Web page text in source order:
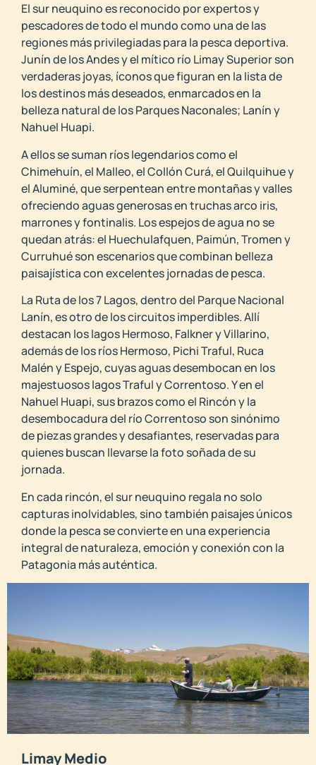
El sur neuquino es reconocido por expertos y
pescadores de todo el mundo como una de las
regiones más privilegiadas para la pesca deportiva.
Junín de los Andes y el mítico río Limay Superior son
verdaderas joyas, íconos que figuran en la lista de
los destinos más deseados, enmarcados en la
belleza natural de los Parques Naconales; Lanín y
Nahuel Huapi.
A ellos se suman ríos legendarios como el
Chimehuín, el Malleo, el Collón Curá, el Quilquihue y
el Aluminé, que serpentean entre montañas y valles
ofreciendo aguas generosas en truchas arco iris,
marrones y fontinalis. Los espejos de agua no se
quedan atrás: el Huechulafquen, Paimún, Tromen y
Curruhué son escenarios que combinan belleza
paisajística con excelentes jornadas de pesca.
La Ruta de los 7 Lagos, dentro del Parque Nacional
Lanín, es otro de los circuitos imperdibles. Allí
destacan los lagos Hermoso, Falkner y Villarino,
además de los ríos Hermoso, Pichi Traful, Ruca
Malén y Espejo, cuyas aguas desembocan en los
majestuosos lagos Traful y Correntoso. Y en el
Nahuel Huapi, sus brazos como el Rincón y la
desembocadura del río Correntoso son sinónimo
de piezas grandes y desafiantes, reservadas para
quienes buscan llevarse la foto soñada de su
jornada.
En cada rincón, el sur neuquino regala no solo
capturas inolvidables, sino también paisajes únicos
donde la pesca se convierte en una experiencia
integral de naturaleza, emoción y conexión con la
Patagonia más auténtica.
Limay Medio